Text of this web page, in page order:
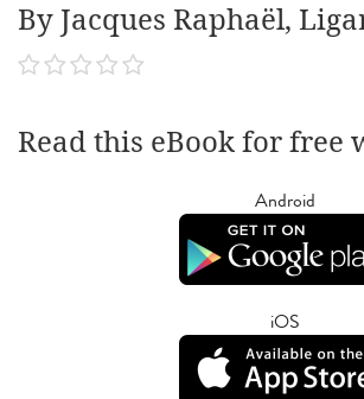
By Jacques Raphaël,
Read this eBook for
Android
iOS